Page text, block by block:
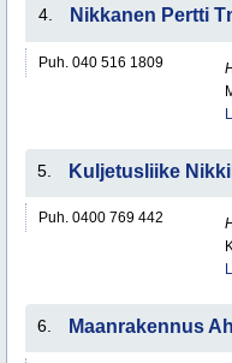
4. Nikkanen Pertti
Puh. 040 516 1809
5. Kuljetusliike
Puh. 0400 769 442
6. Maanrakennus